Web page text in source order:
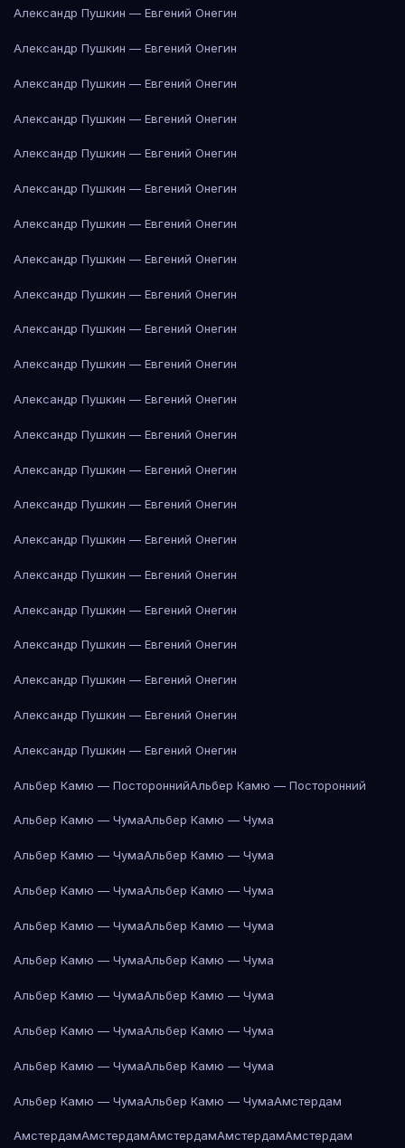
Александр Пушкин — Евгений Онегин
Александр Пушкин — Евгений Онегин
Александр Пушкин — Евгений Онегин
Александр Пушкин — Евгений Онегин
Александр Пушкин — Евгений Онегин
Александр Пушкин — Евгений Онегин
Александр Пушкин — Евгений Онегин
Александр Пушкин — Евгений Онегин
Александр Пушкин — Евгений Онегин
Александр Пушкин — Евгений Онегин
Александр Пушкин — Евгений Онегин
Александр Пушкин — Евгений Онегин
Александр Пушкин — Евгений Онегин
Александр Пушкин — Евгений Онегин
Александр Пушкин — Евгений Онегин
Александр Пушкин — Евгений Онегин
Александр Пушкин — Евгений Онегин
Александр Пушкин — Евгений Онегин
Александр Пушкин — Евгений Онегин
Александр Пушкин — Евгений Онегин
Александр Пушкин — Евгений Онегин
Александр Пушкин — Евгений Онегин
Альбер Камю — ПостороннийАльбер Камю — Посторонний
Альбер Камю — ЧумаАльбер Камю — Чума
Альбер Камю — ЧумаАльбер Камю — Чума
Альбер Камю — ЧумаАльбер Камю — Чума
Альбер Камю — ЧумаАльбер Камю — Чума
Альбер Камю — ЧумаАльбер Камю — Чума
Альбер Камю — ЧумаАльбер Камю — Чума
Альбер Камю — ЧумаАльбер Камю — Чума
Альбер Камю — ЧумаАльбер Камю — Чума
Альбер Камю — ЧумаАльбер Камю — ЧумаАмстердам
АмстердамАмстердамАмстердамАмстердамАмстердам